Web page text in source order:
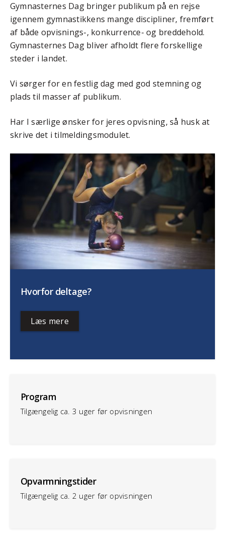
Gymnasternes Dag bringer publikum på en rejse
igennem gymnastikkens mange discipliner, fremført
af både opvisnings-, konkurrence- og breddehold.
Gymnasternes Dag bliver afholdt flere forskellige
steder i landet.
Vi sørger for en festlig dag med god stemning og
plads til masser af publikum.
Har I særlige ønsker for jeres opvisning, så husk at
skrive det i tilmeldingsmodulet.
Hvorfor deltage?
Læs mere
Program
Tilgængelig ca. 3 uger før opvisningen
Opvarmningstider
Tilgængelig ca. 2 uger før opvisningen